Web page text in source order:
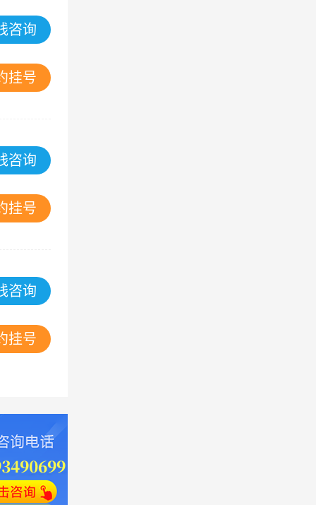
咨询
挂号
咨询
挂号
咨询
挂号